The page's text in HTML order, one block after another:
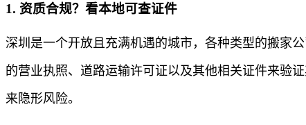
1. 资质合规？看本地可查证件
深圳是一个开放且充满机遇的城市，各种类型的搬家
的营业执照、道路运输许可证以及其他相关证件来验
来隐形风险。